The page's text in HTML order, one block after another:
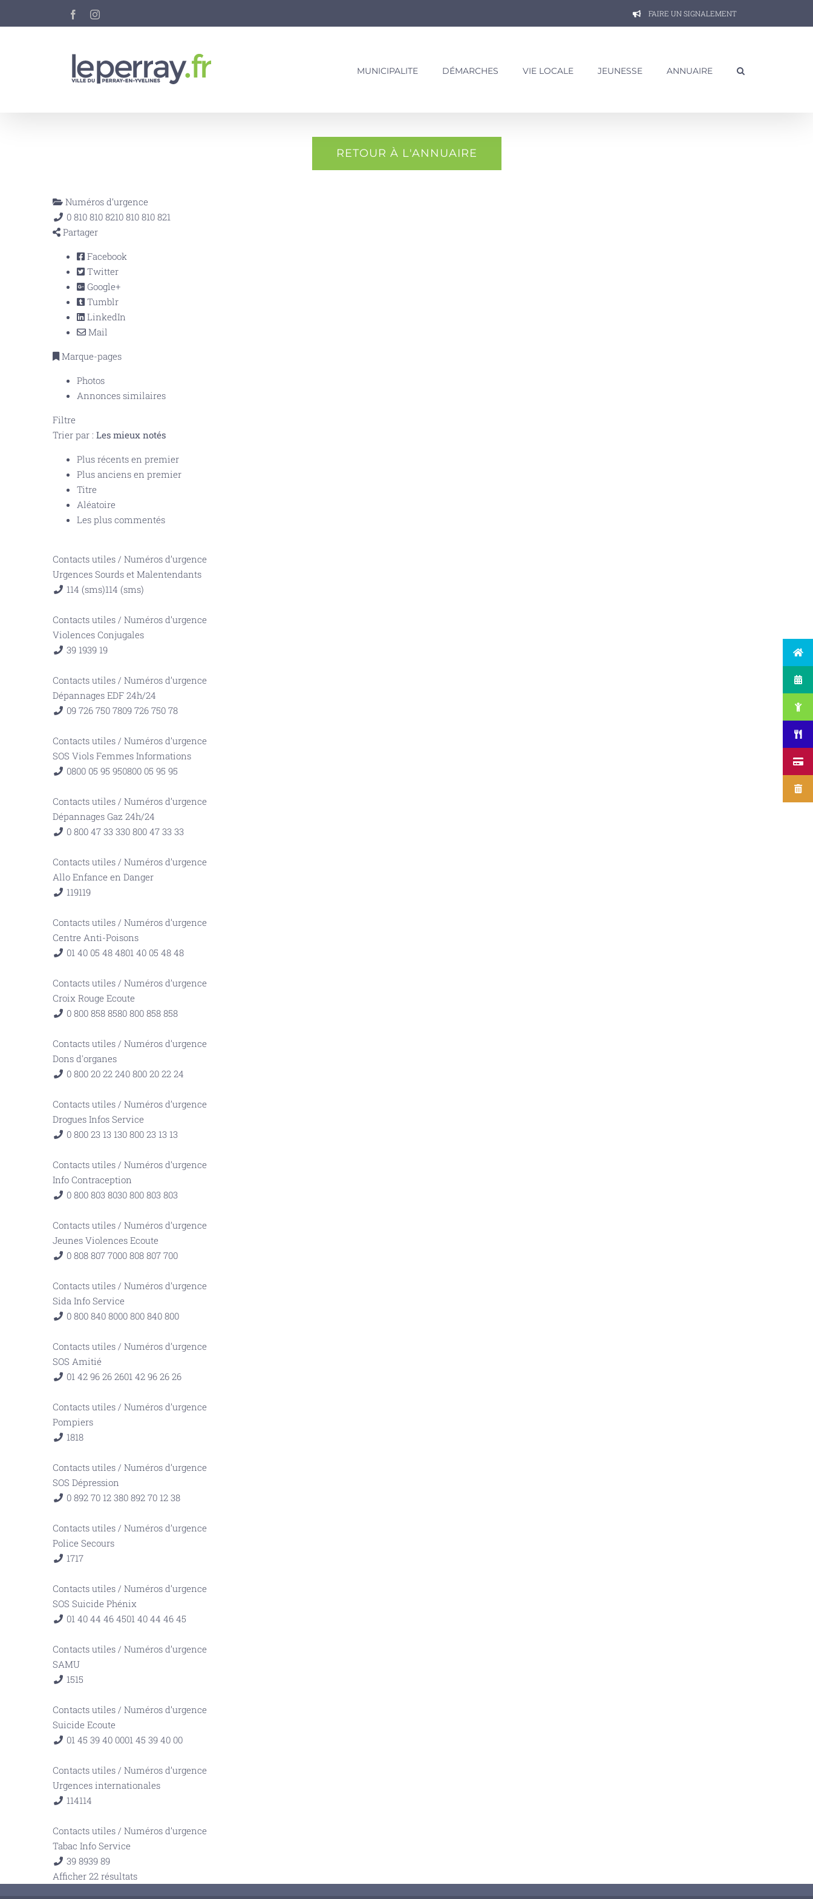
FacebookInstagram FAIRE UN SIGNALEMENT
MUNICIPALITE DÉMARCHES VIE LOCALE JEUNESSE ANNUAIRE
RETOUR À L'ANNUAIRE
Numéros d’urgence
0 810 810 8210 810 810 821
Partager
Facebook
Twitter
Google+
Tumblr
LinkedIn
Mail
Marque-pages
Photos
Annonces similaires
Filtre
Trier par : Les mieux notés
Plus récents en premier
Plus anciens en premier
Titre
Aléatoire
Les plus commentés
Contacts utiles / Numéros d’urgence
Urgences Sourds et Malentendants
114 (sms)114 (sms)
Contacts utiles / Numéros d’urgence
Violences Conjugales
39 1939 19
Contacts utiles / Numéros d’urgence
Dépannages EDF 24h/24
09 726 750 7809 726 750 78
Contacts utiles / Numéros d’urgence
SOS Viols Femmes Informations
0800 05 95 950800 05 95 95
Contacts utiles / Numéros d’urgence
Dépannages Gaz 24h/24
0 800 47 33 330 800 47 33 33
Contacts utiles / Numéros d’urgence
Allo Enfance en Danger
119119
Contacts utiles / Numéros d’urgence
Centre Anti-Poisons
01 40 05 48 4801 40 05 48 48
Contacts utiles / Numéros d’urgence
Croix Rouge Ecoute
0 800 858 8580 800 858 858
Contacts utiles / Numéros d’urgence
Dons d'organes
0 800 20 22 240 800 20 22 24
Contacts utiles / Numéros d’urgence
Drogues Infos Service
0 800 23 13 130 800 23 13 13
Contacts utiles / Numéros d’urgence
Info Contraception
0 800 803 8030 800 803 803
Contacts utiles / Numéros d’urgence
Jeunes Violences Ecoute
0 808 807 7000 808 807 700
Contacts utiles / Numéros d’urgence
Sida Info Service
0 800 840 8000 800 840 800
Contacts utiles / Numéros d’urgence
SOS Amitié
01 42 96 26 2601 42 96 26 26
Contacts utiles / Numéros d’urgence
Pompiers
1818
Contacts utiles / Numéros d’urgence
SOS Dépression
0 892 70 12 380 892 70 12 38
Contacts utiles / Numéros d’urgence
Police Secours
1717
Contacts utiles / Numéros d’urgence
SOS Suicide Phénix
01 40 44 46 4501 40 44 46 45
Contacts utiles / Numéros d’urgence
SAMU
1515
Contacts utiles / Numéros d’urgence
Suicide Ecoute
01 45 39 40 0001 45 39 40 00
Contacts utiles / Numéros d’urgence
Urgences internationales
114114
Contacts utiles / Numéros d’urgence
Tabac Info Service
39 8939 89
Afficher 22 résultats